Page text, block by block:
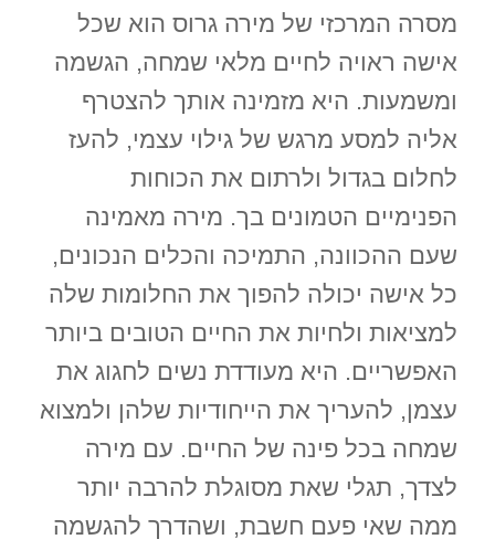
מסרה המרכזי של מירה גרוס הוא שכל
אישה ראויה לחיים מלאי שמחה, הגשמה
ומשמעות. היא מזמינה אותך להצטרף
אליה למסע מרגש של גילוי עצמי, להעז
לחלום בגדול ולרתום את הכוחות
הפנימיים הטמונים בך. מירה מאמינה
שעם ההכוונה, התמיכה והכלים הנכונים,
כל אישה יכולה להפוך את החלומות שלה
למציאות ולחיות את החיים הטובים ביותר
האפשריים. היא מעודדת נשים לחגוג את
עצמן, להעריך את הייחודיות שלהן ולמצוא
שמחה בכל פינה של החיים. עם מירה
לצדך, תגלי שאת מסוגלת להרבה יותר
ממה שאי פעם חשבת, ושהדרך להגשמה